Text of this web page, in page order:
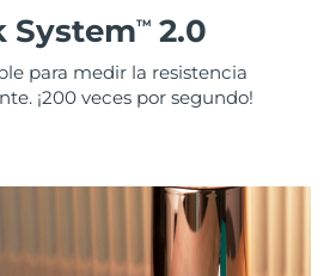
SystemTM 2.0
para medir la resistencia
¡200 veces por segundo!